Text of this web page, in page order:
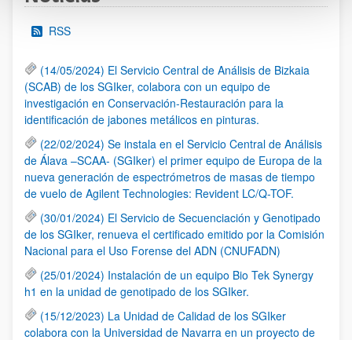
RSS
(14/05/2024) El Servicio Central de Análisis de Bizkaia
(SCAB) de los SGIker, colabora con un equipo de
investigación en Conservación-Restauración para la
identificación de jabones metálicos en pinturas.
(22/02/2024) Se instala en el Servicio Central de Análisis
de Álava –SCAA- (SGIker) el primer equipo de Europa de la
nueva generación de espectrómetros de masas de tiempo
de vuelo de Agilent Technologies: Revident LC/Q-TOF.
(30/01/2024) El Servicio de Secuenciación y Genotipado
de los SGIker, renueva el certificado emitido por la Comisión
Nacional para el Uso Forense del ADN (CNUFADN)
(25/01/2024) Instalación de un equipo Bio Tek Synergy
h1 en la unidad de genotipado de los SGIker.
(15/12/2023) La Unidad de Calidad de los SGIker
colabora con la Universidad de Navarra en un proyecto de